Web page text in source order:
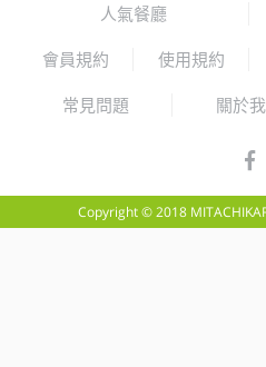
人氣餐廳
會員規約 使用規約
常見問題 關於
Copyright © 2018